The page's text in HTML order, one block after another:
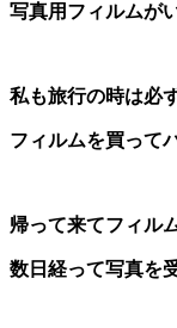
写真用フィルムが
私も旅行の時は必
フィルムを買って
帰って来てフィル
数日経って写真を